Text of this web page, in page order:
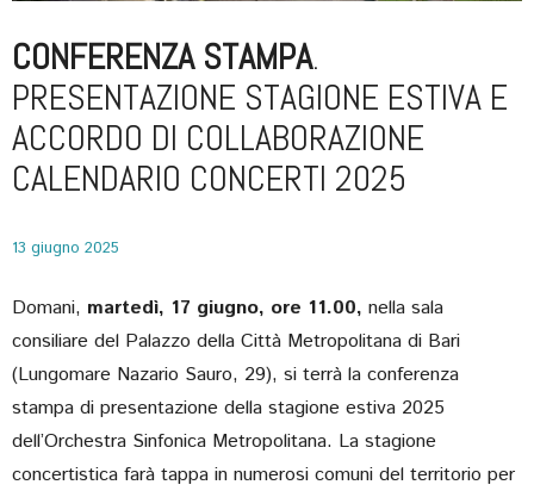
CONFERENZA STAMPA.
PRESENTAZIONE STAGIONE ESTIVA E
ACCORDO DI COLLABORAZIONE
CALENDARIO CONCERTI 2025
13 giugno 2025
Domani, martedì, 17 giugno, ore 11.00, nella sala
consiliare del Palazzo della Città Metropolitana di Bari
(Lungomare Nazario Sauro, 29), si terrà la conferenza
stampa di presentazione della stagione estiva 2025
dell’Orchestra Sinfonica Metropolitana. La stagione
concertistica farà tappa in numerosi comuni del territorio per